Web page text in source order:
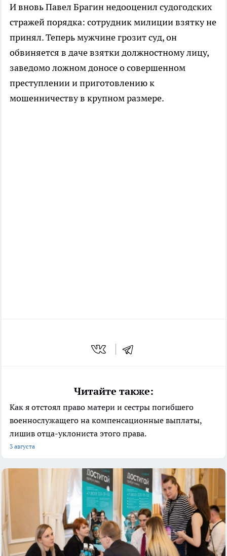
И вновь Павел Брагин недооценил судогодских
стражей порядка: сотрудник милиции взятку не
принял. Теперь мужчине грозит суд, он
обвиняется в даче взятки должностному лицу,
заведомо ложном доносе о совершенном
преступлении и приготовлению к
мошенничеству в крупном размере.
Читайте также:
Как я отстоял право матери и сестры погибшего
военнослужащего на компенсационные выплаты,
лишив отца-уклониста этого права.
3 августа